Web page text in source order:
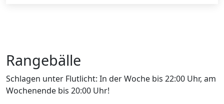
Rangebälle
Schlagen unter Flutlicht: In der Woche bis 22:00 Uhr, am
Wochenende bis 20:00 Uhr!